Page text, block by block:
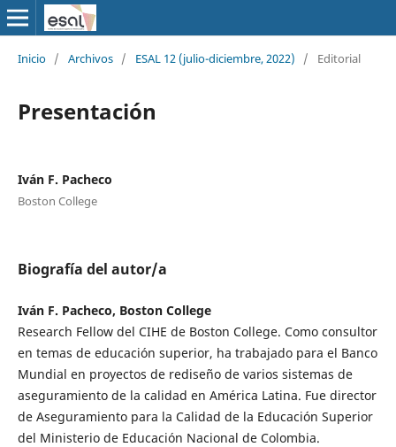
Inicio / Archivos / ESAL 12 (julio-diciembre, 2022) / Editorial
Presentación
Iván F. Pacheco
Boston College
Biografía del autor/a
Iván F. Pacheco, Boston College
Research Fellow del CIHE de Boston College. Como consultor
en temas de educación superior, ha trabajado para el Banco
Mundial en proyectos de rediseño de varios sistemas de
aseguramiento de la calidad en América Latina. Fue director
de Aseguramiento para la Calidad de la Educación Superior
del Ministerio de Educación Nacional de Colombia.